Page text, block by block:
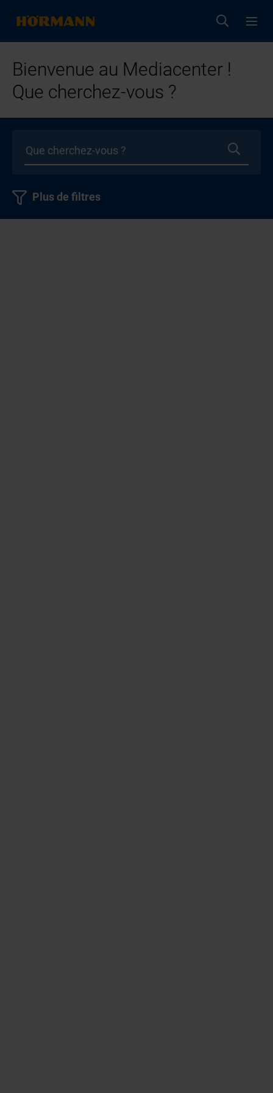
Bienvenue au Mediacenter !
Que cherchez-vous ?
Plus de filtres